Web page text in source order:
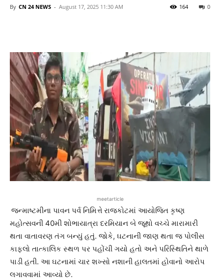
By CN 24 NEWS - August 17, 2025 11:30 AM 0
164
meetarticle
જન્માષ્ટમીના પાવન પર્વ નિમિત્તે રાજકોટમાં આયોજિત કૃષ્ણ
મહોત્સવની 40મી શોભાયાત્રા દરમિયાન બે જૂથો વચ્ચે મારામારી
થતા વાતાવરણ તંગ બન્યું હતું. જોકે, ઘટનાની જાણ થતા જ પોલીસ
કાફલો તાત્કાલિક સ્થળ પર પહોંચી ગયો હતો અને પરિસ્થિતિને થાળે
પાડી હતી. આ ઘટનામાં ચાર શખ્સો નશાની હાલતમાં હોવાનો આરોપ
લગાવવામાં આવ્યો છે.